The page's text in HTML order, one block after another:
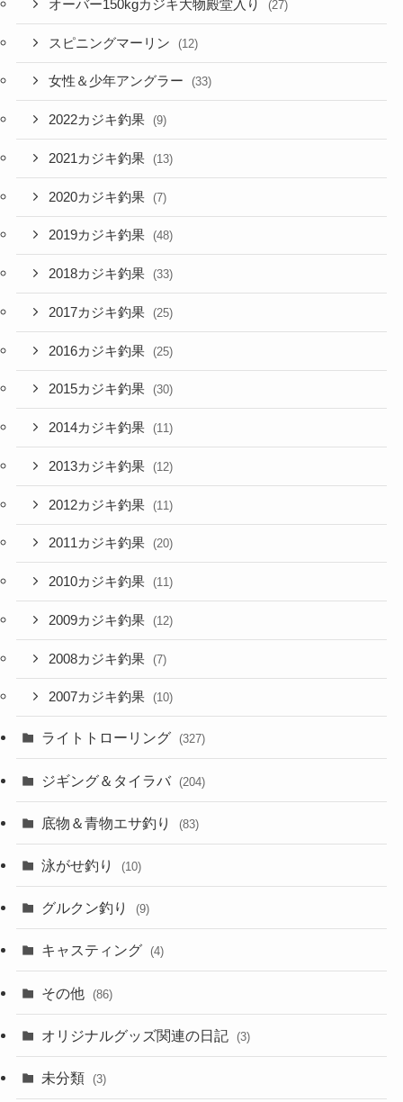
オーバー150kgカジキ大物殿堂入り (27)
スピニングマーリン (12)
女性＆少年アングラー (33)
2022カジキ釣果 (9)
2021カジキ釣果 (13)
2020カジキ釣果 (7)
2019カジキ釣果 (48)
2018カジキ釣果 (33)
2017カジキ釣果 (25)
2016カジキ釣果 (25)
2015カジキ釣果 (30)
2014カジキ釣果 (11)
2013カジキ釣果 (12)
2012カジキ釣果 (11)
2011カジキ釣果 (20)
2010カジキ釣果 (11)
2009カジキ釣果 (12)
2008カジキ釣果 (7)
2007カジキ釣果 (10)
ライトトローリング (327)
ジギング＆タイラバ (204)
底物＆青物エサ釣り (83)
泳がせ釣り (10)
グルクン釣り (9)
キャスティング (4)
その他 (86)
オリジナルグッズ関連の日記 (3)
未分類 (3)